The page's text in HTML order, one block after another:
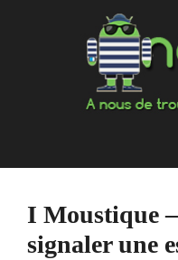
I Moustique
signaler une